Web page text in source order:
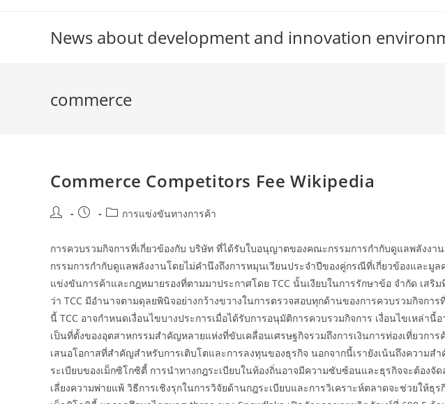
News about development and innovation
commerce
Commerce Competitors Fee Wikipedia
Post
Post
Postการแข่งขันทางการค้า
การควบรวมกิจการที่เกี่ยวข้องกับ บริษัท ที่ได้รับใบอนุญาตของคณะกรรมการกำกับดูแลพลังง
กรรมการกำกับดูแลพลังงานโดยไม่คำนึงถึงการหมุนเวียนประจำปีของคู่กรณีที่เกี่ยวข้องและมู
แข่งขันการค้าและกฎหมายรองที่ตามมาประกาศโดย TCC นั้นเงียบในการรักษาข้อ จำกัด เสริ
ว่า TCC มีอำนาจตามดุลยพินิจอย่างกว้างขวางในการตรวจสอบทุกด้านของการควบรวมกิจกา
นี้ TCC อาจกำหนดเงื่อนไขบางประการเมื่อได้รับการอนุมัติการควบรวมกิจการ เงื่อนไขเหล่านี้
เป็นที่ตั้งของอุตสาหกรรมสำคัญหลายแห่งที่ขับเคลื่อนเศรษฐกิจรวมถึงการเงินการท่องเที่ยวกา
เสนอโอกาสที่สำคัญสำหรับการเติบโตและการลงทุนของธุรกิจ นอกจากนี้เรายังเน้นถึงความ
ระเบียบของเม็กซิโกซิตี้ การนำทางกฎระเบียบในท้องถิ่นอาจมีความซับซ้อนและธุรกิจจะต้อง
เลี่ยงความพ่ายแพ้ วิธีการเชิงรุกในการวิจัยด้านกฎระเบียบและการวิเคราะห์ตลาดจะช่วยให้ธุ